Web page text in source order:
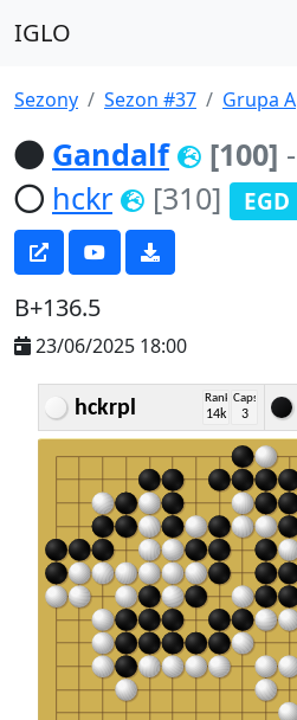
IGLO
Sezony Sezon #37 Grupa A
Gandalf [100] -
hckr
[310] EGD
B+136.5
23/06/2025 18:00
hckrpl Rank
14k
Caps
3